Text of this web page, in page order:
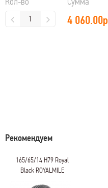
4 060.00р
Рекомендуем
165/65/14 H79 Royal
Black ROYALMILE